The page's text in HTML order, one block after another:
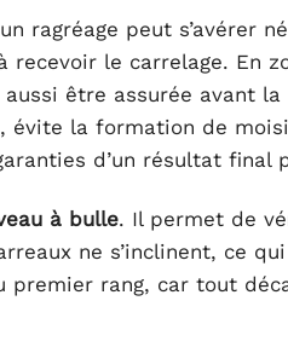
ragréage peut s’avérer
le carrelage. En
être assurée avant la
évite la formation de
d’un résultat final
à bulle. Il permet de
ne s’inclinent, ce
premier rang, car tout